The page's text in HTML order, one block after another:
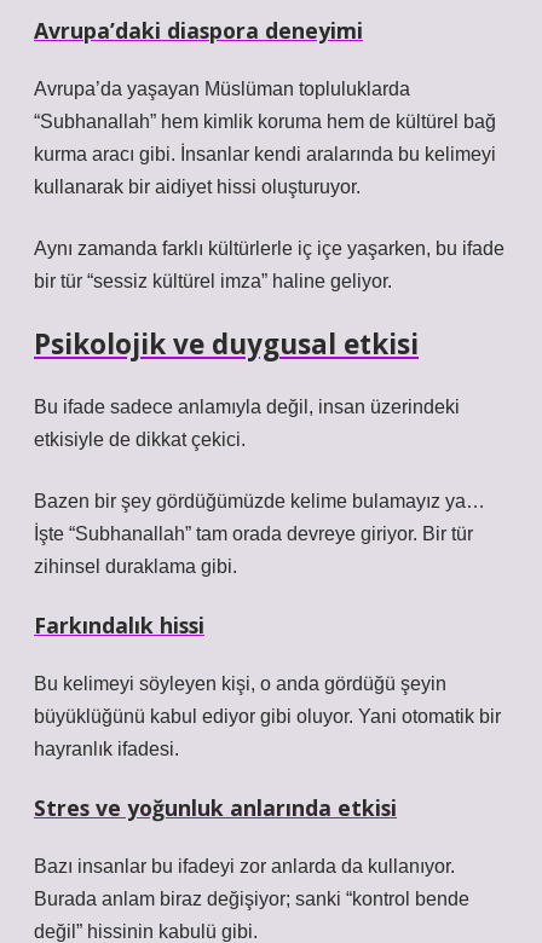
Avrupa’daki diaspora deneyimi
Avrupa’da yaşayan Müslüman topluluklarda
“Subhanallah” hem kimlik koruma hem de kültürel bağ
kurma aracı gibi. İnsanlar kendi aralarında bu kelimeyi
kullanarak bir aidiyet hissi oluşturuyor.
Aynı zamanda farklı kültürlerle iç içe yaşarken, bu ifade
bir tür “sessiz kültürel imza” haline geliyor.
Psikolojik ve duygusal etkisi
Bu ifade sadece anlamıyla değil, insan üzerindeki
etkisiyle de dikkat çekici.
Bazen bir şey gördüğümüzde kelime bulamayız ya…
İşte “Subhanallah” tam orada devreye giriyor. Bir tür
zihinsel duraklama gibi.
Farkındalık hissi
Bu kelimeyi söyleyen kişi, o anda gördüğü şeyin
büyüklüğünü kabul ediyor gibi oluyor. Yani otomatik bir
hayranlık ifadesi.
Stres ve yoğunluk anlarında etkisi
Bazı insanlar bu ifadeyi zor anlarda da kullanıyor.
Burada anlam biraz değişiyor; sanki “kontrol bende
değil” hissinin kabulü gibi.